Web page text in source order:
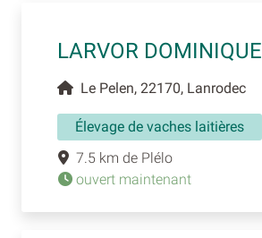
LARVOR DOMINIQUE
Le Pelen, 22170, Lanrodec
Élevage de vaches laitières
7.5 km de Plélo
ouvert maintenant